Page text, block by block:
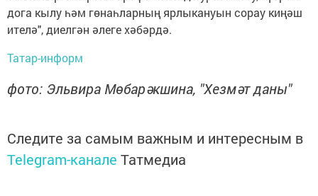
дога кылу һәм гөнаһларның ярлыкануын сорау киңәш
ителә", диелгән әлеге хәбәрдә.
Татар-информ
фото: Эльвира Мөбарәкшина, "Хезмәт даны"
Следите за самым важным и интересным в
Telegram-канале Татмедиа